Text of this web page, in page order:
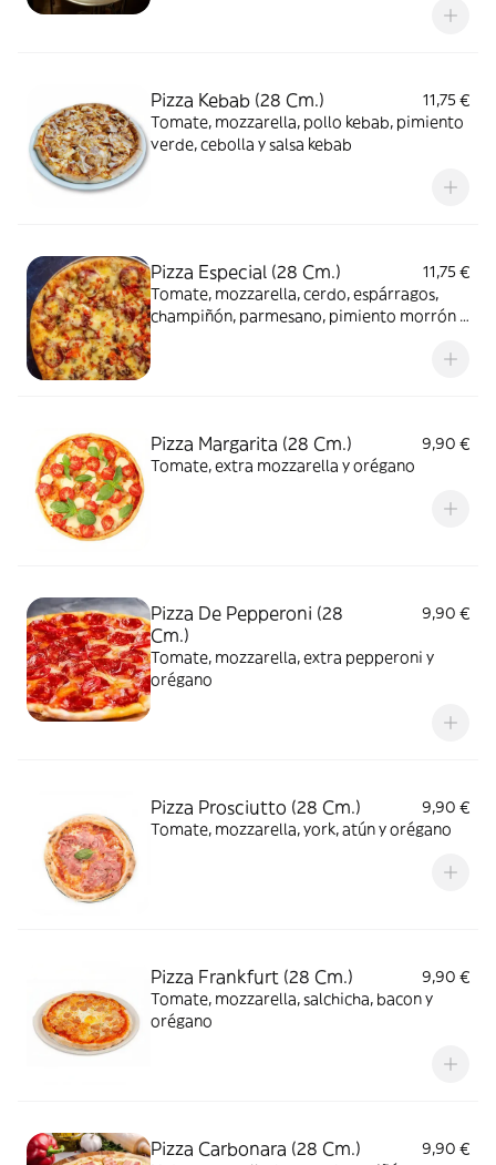
Pizza Kebab (28 Cm.)
11,75 €
Tomate, mozzarella, pollo kebab, pimiento
verde, cebolla y salsa kebab
Pizza Especial (28 Cm.)
11,75 €
Tomate, mozzarella, cerdo, espárragos,
champiñón, parmesano, pimiento morrón y
Pizza Margarita (28 Cm.)
9,90 €
Tomate, extra mozzarella y orégano
Pizza De Pepperoni (28
Cm.)
9,90 €
Tomate, mozzarella, extra pepperoni y
orégano
Pizza Prosciutto (28 Cm.)
9,90 €
Tomate, mozzarella, york, atún y orégano
Pizza Frankfurt (28 Cm.)
9,90 €
Tomate, mozzarella, salchicha, bacon y
orégano
Pizza Carbonara (28 Cm.)
9,90 €